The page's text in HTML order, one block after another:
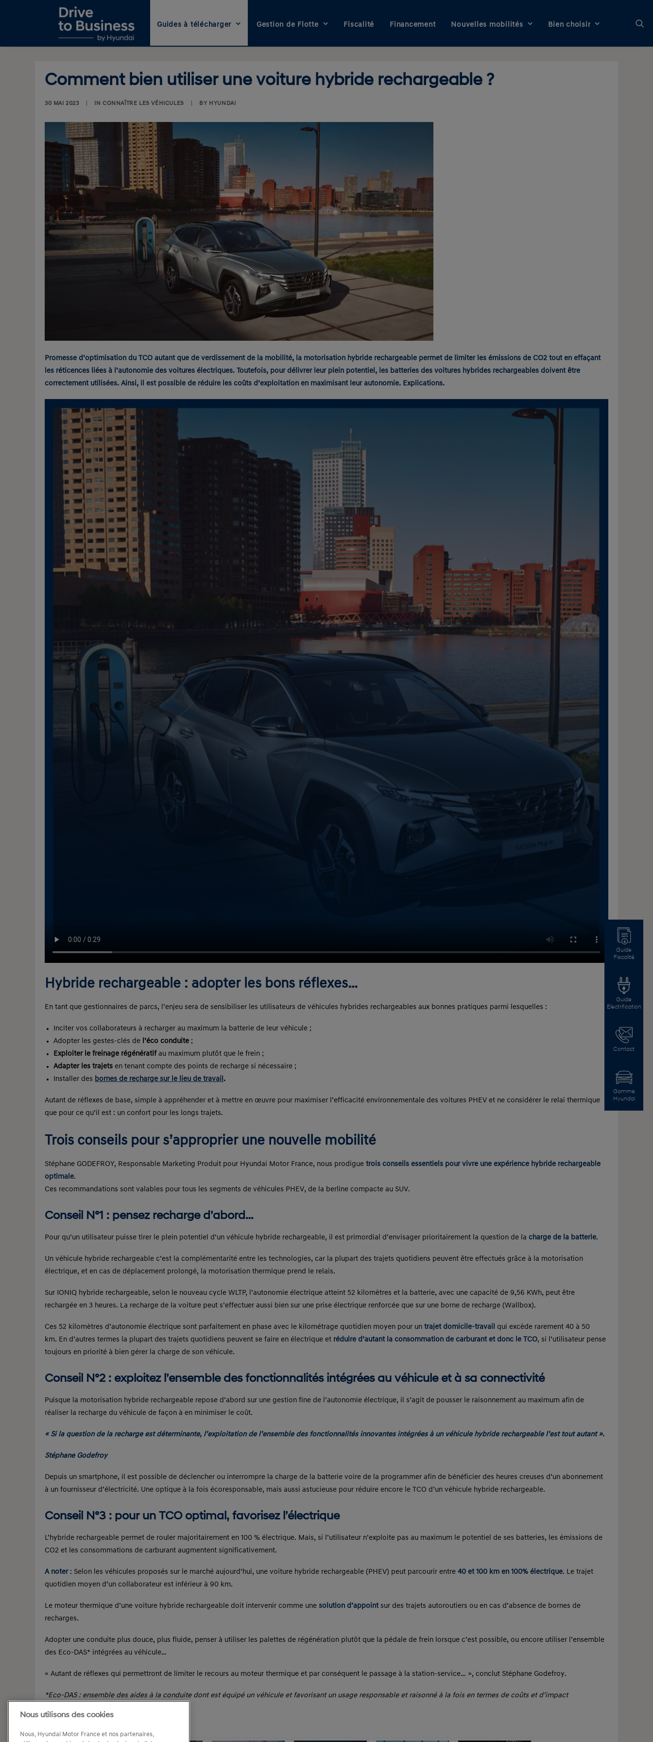
Guides à télécharger Gestion de Flotte Fiscalité Financement Nouvelles mobilités Bien choisir
Comment bien utiliser une voiture hybride rechargeable ?
30 MAI 2023 INCONNAÎTRE LES VÉHICULES BY HYUNDAI
Promesse d’optimisation du TCO autant que de verdissement de la mobilité, la motorisation hybride rechargeable permet de limiter les émissions de CO2 tout en effaçant
les réticences liées à l’autonomie des voitures électriques. Toutefois, pour délivrer leur plein potentiel, les batteries des voitures hybrides rechargeables doivent être
correctement utilisées. Ainsi, il est possible de réduire les coûts d’exploitation en maximisant leur autonomie. Explications.
Hybride rechargeable : adopter les bons réflexes…
En tant que gestionnaires de parcs, l’enjeu sera de sensibiliser les utilisateurs de véhicules hybrides rechargeables aux bonnes pratiques parmi lesquelles :
Inciter vos collaborateurs à recharger au maximum la batterie de leur véhicule ;
Adopter les gestes-clés de l’éco conduite ;
Exploiter le freinage régénératifau maximum plutôt que le frein ;
Adapter les trajets en tenant compte des points de recharge si nécessaire ;
Installer des bornes de recharge sur le lieu de travail.
Autant de réflexes de base, simple à appréhender et à mettre en œuvre pour maximiser l’efficacité environnementale des voitures PHEV et ne considérer le relai thermique
que pour ce qu’il est : un confort pour les longs trajets.
Trois conseils pour s’approprier une nouvelle mobilité
Stéphane GODEFROY, Responsable Marketing Produit pour Hyundai Motor France, nous prodigue trois conseils essentiels pour vivre une expérience hybride rechargeable
optimale.
Ces recommandations sont valables pour tous les segments de véhicules PHEV, de la berline compacte au SUV.
Conseil N°1 : pensez recharge d’abord…
Pour qu’un utilisateur puisse tirer le plein potentiel d’un véhicule hybride rechargeable, il est primordial d’envisager prioritairement la question de la charge de la batterie.
Un véhicule hybride rechargeable c’est la complémentarité entre les technologies, car la plupart des trajets quotidiens peuvent être effectués grâce à la motorisation
électrique, et en cas de déplacement prolongé, la motorisation thermique prend le relais.
Sur IONIQ hybride rechargeable, selon le nouveau cycle WLTP, l’autonomie électrique atteint 52 kilomètres et la batterie, avec une capacité de 9,56 KWh, peut être
rechargée en 3 heures. La recharge de la voiture peut s’effectuer aussi bien sur une prise électrique renforcée que sur une borne de recharge (Wallbox).
Ces 52 kilomètres d’autonomie électrique sont parfaitement en phase avec le kilométrage quotidien moyen pour un trajet domicile-travail qui excède rarement 40 à 50
km. En d’autres termes la plupart des trajets quotidiens peuvent se faire en électrique et réduire d’autant la consommation de carburant et donc le TCO, si l’utilisateur pense
toujours en priorité à bien gérer la charge de son véhicule.
Conseil N°2 : exploitez l’ensemble des fonctionnalités intégrées au véhicule et à sa connectivité
Puisque la motorisation hybride rechargeable repose d’abord sur une gestion fine de l’autonomie électrique, il s’agit de pousser le raisonnement au maximum afin de
réaliser la recharge du véhicule de façon à en minimiser le coût.
« Si la question de la recharge est déterminante, l’exploitation de l’ensemble des fonctionnalités innovantes intégrées à un véhicule hybride rechargeable l’est tout autant ».
Stéphane Godefroy
Depuis un smartphone, il est possible de déclencher ou interrompre la charge de la batterie voire de la programmer afin de bénéficier des heures creuses d’un abonnement
à un fournisseur d’électricité. Une optique à la fois écoresponsable, mais aussi astucieuse pour réduire encore le TCO d’un véhicule hybride rechargeable.
Conseil N°3 : pour un TCO optimal, favorisez l’électrique
L’hybride rechargeable permet de rouler majoritairement en 100 % électrique. Mais, si l’utilisateur n’exploite pas au maximum le potentiel de ses batteries, les émissions de
CO2 et les consommations de carburant augmentent significativement.
A noter : Selon les véhicules proposés sur le marché aujourd’hui, une voiture hybride rechargeable (PHEV) peut parcourir entre 40 et 100 km en 100% électrique. Le trajet
quotidien moyen d’un collaborateur est inférieur à 90 km.
Le moteur thermique d’une voiture hybride rechargeable doit intervenir comme une solution d’appointsur des trajets autoroutiers ou en cas d’absence de bornes de
recharges.
Adopter une conduite plus douce, plus fluide, penser à utiliser les palettes de régénération plutôt que la pédale de frein lorsque c’est possible, ou encore utiliser l’ensemble
des Eco-DAS* intégrées au véhicule…
« Autant de réflexes qui permettront de limiter le recours au moteur thermique et par conséquent le passage à la station-service… », conclut Stéphane Godefroy.
*Eco-DAS : ensemble des aides à la conduite dont est équipé un véhicule et favorisant un usage responsable et raisonné à la fois en termes de coûts et d’impact
Guide
Fiscalité
Guide
Electrification
Contact
Gamme
Hyundai
Nous utilisons des cookies
Nous, Hyundai Motor France et nos partenaires,